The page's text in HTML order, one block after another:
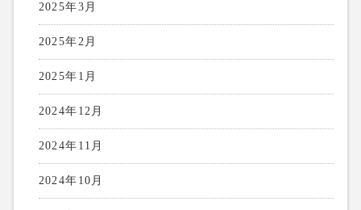
2025年3月
2025年2月
2025年1月
2024年12月
2024年11月
2024年10月